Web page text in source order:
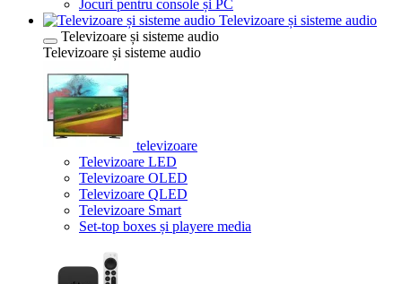
Jocuri pentru console și PC
Televizoare și sisteme audio
Televizoare și sisteme audio
Televizoare și sisteme audio
televizoare
Televizoare LED
Televizoare OLED
Televizoare QLED
Televizoare Smart
Set-top boxes și playere media